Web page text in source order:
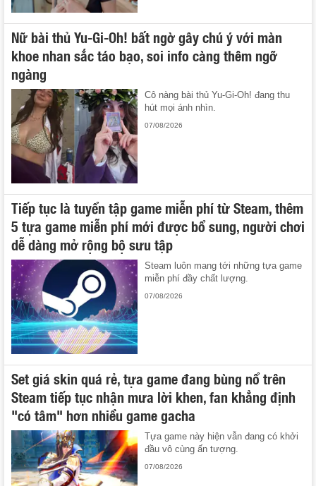
Nữ bài thủ Yu-Gi-Oh! bất ngờ gây chú ý với màn
khoe nhan sắc táo bạo, soi info càng thêm ngỡ
ngàng
Cô nàng bài thủ Yu-Gi-Oh! đang thu
hút mọi ánh nhìn.
07/08/2026
Tiếp tục là tuyển tập game miễn phí từ Steam, thêm
5 tựa game miễn phí mới được bổ sung, người chơi
dễ dàng mở rộng bộ sưu tập
Steam luôn mang tới những tựa game
miễn phí đầy chất lượng.
07/08/2026
Set giá skin quá rẻ, tựa game đang bùng nổ trên
Steam tiếp tục nhận mưa lời khen, fan khẳng định
"có tâm" hơn nhiều game gacha
Tựa game này hiện vẫn đang có khởi
đầu vô cùng ấn tượng.
07/08/2026